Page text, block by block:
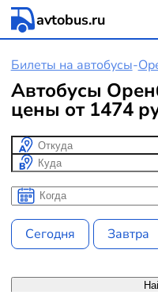
avtobus.ru
Билеты на автобусы-
Автобусы
цены от 1474
Откуда
Куда
Когда
Когда
Сегодня Завтра